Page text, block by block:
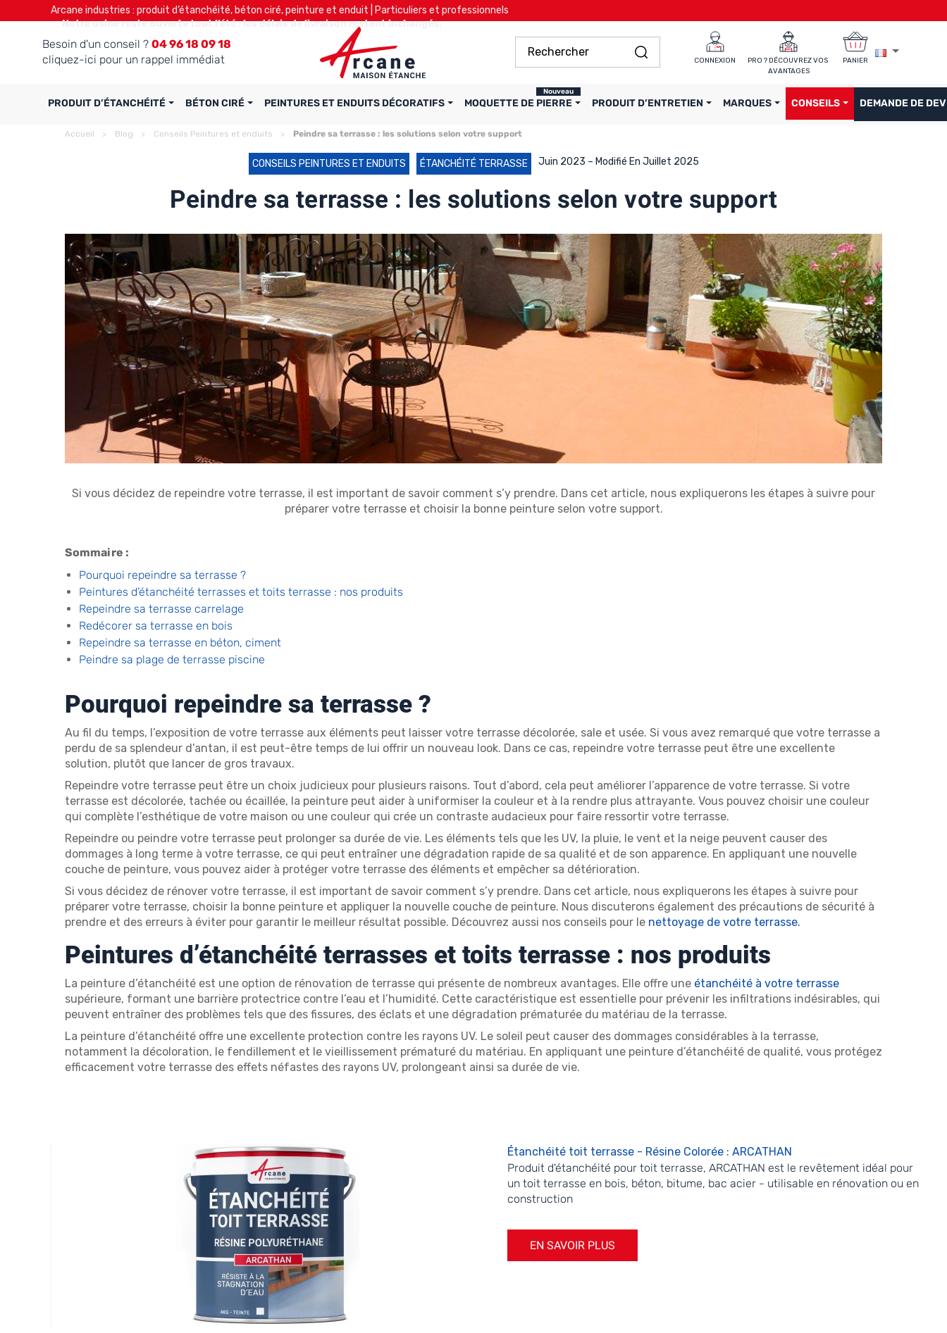
Arcane industries : produit d’étanchéité, béton ciré, peinture et enduit | Particuliers et professionnels
Notre usine reste ouverte tout l’été : les délais de livraison restent inchangés.
Besoin d'un conseil ? 04 96 18 09 18
cliquez-ici pour un rappel immédiat
CONNEXION
PRO ? DÉCOUVREZ VOS
AVANTAGES
PANIER
PRODUIT D’ÉTANCHÉITÉ BÉTON CIRÉ PEINTURES ET ENDUITS DÉCORATIFS MOQUETTE DE PIERRE
Nouveau
PRODUIT D’ENTRETIEN MARQUES CONSEILS DEMANDE DE
Accueil Blog Conseils Peintures et enduits Peindre sa terrasse : les solutions selon votre support
CONSEILS PEINTURES ET ENDUITS ÉTANCHÉITÉ TERRASSE Juin 2023 – Modifié En Juillet 2025
Peindre sa terrasse : les solutions selon votre support
Si vous décidez de repeindre votre terrasse, il est important de savoir comment s’y prendre. Dans cet article, nous expliquerons les étapes à suivre pour
préparer votre terrasse et choisir la bonne peinture selon votre support.
Sommaire :
Pourquoi repeindre sa terrasse ?
Peintures d’étanchéité terrasses et toits terrasse : nos produits
Repeindre sa terrasse carrelage
Redécorer sa terrasse en bois
Repeindre sa terrasse en béton, ciment
Peindre sa plage de terrasse piscine
Pourquoi repeindre sa terrasse ?
Au fil du temps, l’exposition de votre terrasse aux éléments peut laisser votre terrasse décolorée, sale et usée. Si vous avez remarqué que votre terrasse a
perdu de sa splendeur d’antan, il est peut-être temps de lui offrir un nouveau look. Dans ce cas, repeindre votre terrasse peut être une excellente
solution, plutôt que lancer de gros travaux.
Repeindre votre terrasse peut être un choix judicieux pour plusieurs raisons. Tout d’abord, cela peut améliorer l’apparence de votre terrasse. Si votre
terrasse est décolorée, tachée ou écaillée, la peinture peut aider à uniformiser la couleur et à la rendre plus attrayante. Vous pouvez choisir une couleur
qui complète l’esthétique de votre maison ou une couleur qui crée un contraste audacieux pour faire ressortir votre terrasse.
Repeindre ou peindre votre terrasse peut prolonger sa durée de vie. Les éléments tels que les UV, la pluie, le vent et la neige peuvent causer des
dommages à long terme à votre terrasse, ce qui peut entraîner une dégradation rapide de sa qualité et de son apparence. En appliquant une nouvelle
couche de peinture, vous pouvez aider à protéger votre terrasse des éléments et empêcher sa détérioration.
Si vous décidez de rénover votre terrasse, il est important de savoir comment s’y prendre. Dans cet article, nous expliquerons les étapes à suivre pour
préparer votre terrasse, choisir la bonne peinture et appliquer la nouvelle couche de peinture. Nous discuterons également des précautions de sécurité à
prendre et des erreurs à éviter pour garantir le meilleur résultat possible. Découvrez aussi nos conseils pour le nettoyage de votre terrasse.
Peintures d’étanchéité terrasses et toits terrasse : nos produits
La peinture d’étanchéité est une option de rénovation de terrasse qui présente de nombreux avantages. Elle offre une étanchéité à votre terrasse
supérieure, formant une barrière protectrice contre l’eau et l’humidité. Cette caractéristique est essentielle pour prévenir les infiltrations indésirables, qui
peuvent entraîner des problèmes tels que des fissures, des éclats et une dégradation prématurée du matériau de la terrasse.
La peinture d’étanchéité offre une excellente protection contre les rayons UV. Le soleil peut causer des dommages considérables à la terrasse,
notamment la décoloration, le fendillement et le vieillissement prématuré du matériau. En appliquant une peinture d’étanchéité de qualité, vous protégez
efficacement votre terrasse des effets néfastes des rayons UV, prolongeant ainsi sa durée de vie.
Étanchéité toit terrasse - Résine Colorée : ARCATHAN
Produit d'étanchéité pour toit terrasse, ARCATHAN est le revêtement idéal pour
un toit terrasse en bois, béton, bitume, bac acier - utilisable en rénovation ou en
construction
EN SAVOIR PLUS